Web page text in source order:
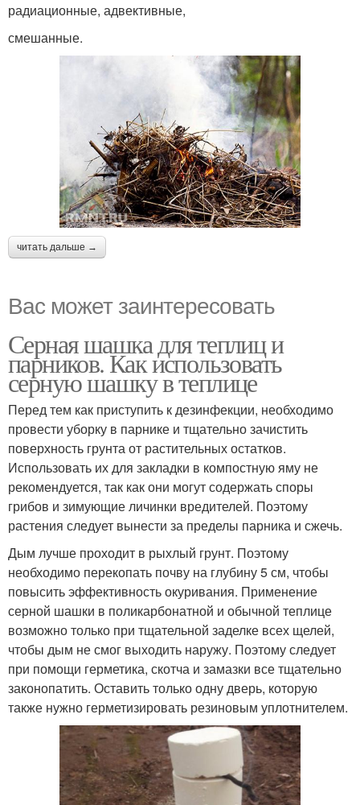
радиационные, адвективные,
смешанные.
читать дальше →
Вас может заинтересовать
Серная шашка для теплиц и
парников. Как использовать
серную шашку в теплице
Перед тем как приступить к дезинфекции, необходимо
провести уборку в парнике и тщательно зачистить
поверхность грунта от растительных остатков.
Использовать их для закладки в компостную яму не
рекомендуется, так как они могут содержать споры
грибов и зимующие личинки вредителей. Поэтому
растения следует вынести за пределы парника и сжечь.
Дым лучше проходит в рыхлый грунт. Поэтому
необходимо перекопать почву на глубину 5 см, чтобы
повысить эффективность окуривания. Применение
серной шашки в поликарбонатной и обычной теплице
возможно только при тщательной заделке всех щелей,
чтобы дым не смог выходить наружу. Поэтому следует
при помощи герметика, скотча и замазки все тщательно
законопатить. Оставить только одну дверь, которую
также нужно герметизировать резиновым уплотнителем.